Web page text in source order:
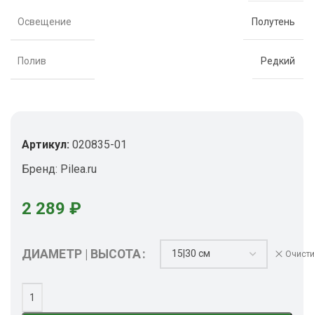
Освещение Полутень
Полив Редкий
Артикул: 020835-01
Бренд: Pilea.ru
2 289 ₽
ДИАМЕТР | ВЫСОТА